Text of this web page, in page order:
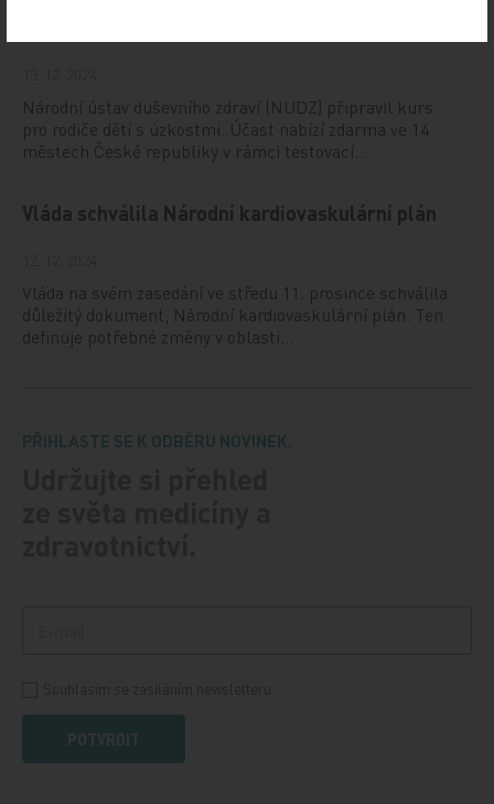
Národní ústav duševního zdraví (NUDZ) připravil kurs
pro rodiče dětí s úzkostmi. Účast nabízí zdarma ve 14
městech České republiky v rámci testovací…
Vláda schválila Národní kardiovaskulární plán
Vláda na svém zasedání ve středu 11. prosince schválila
důležitý dokument, Národní kardiovaskulární plán. Ten
definuje potřebné změny v oblasti…
PŘIHLASTE SE K ODBĚRU NOVINEK.
POTVRDIT